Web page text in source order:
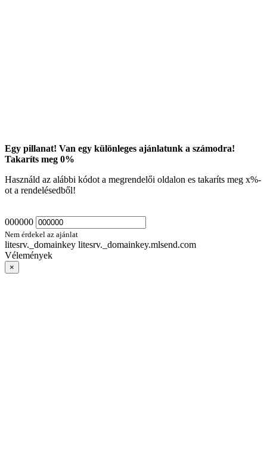
Egy pillanat! Van egy különleges ajánlatunk a számodra!
Takaríts meg 0%
Használd az alábbi kódot a megrendelői oldalon es takaríts meg x%-
ot a rendelésedből!
000000
Nem érdekel az ajánlat
litesrv._domainkey litesrv._domainkey.mlsend.com
Vélemények
×